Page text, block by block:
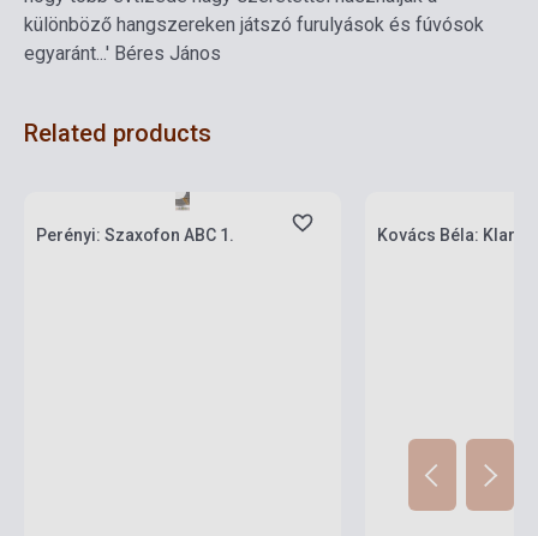
különböző hangszereken játszó furulyások és fúvósok
egyaránt...' Béres János
Related products
Perényi: Szaxofon ABC 1. Kovács Béla: